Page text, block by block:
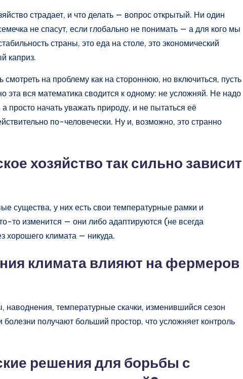
страдает, и что делать — вопрос открытый. Ни один
не спасут, если глобально не понимать — а для кого мы
страны, это еда на столе, это экономический
каприз.
на проблему как на стороннюю, но включиться, пусть
эта вся математика сводится к одному: не усложняй. Не надо
просто начать уважать природу, и не пытаться её
по-человечески. Ну и, возможно, это странно
хозяйство так сильно зависит
существа, у них есть свои температурные рамки и
то изменится — они либо адаптируются (не всегда
хорошего климата — никуда.
климата влияют на фермеров
температурные скачки, изменившийся сезон
получают больший простор, что усложняет контроль
решения для борьбы с